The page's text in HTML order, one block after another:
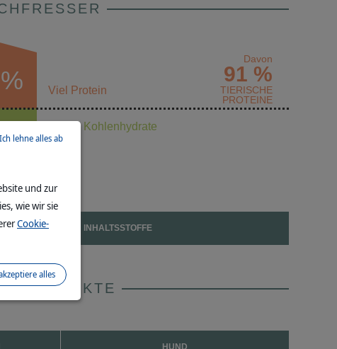
Viel Protein
Davon
91 %
TIERISCHE
PROTEINE
% Wenig Kohlenhydrate
INHALTSSTOFFE
PRODUKTE
HUND
und zur
wie wir sie
Cookie-
Ich lehne alles ab
alles